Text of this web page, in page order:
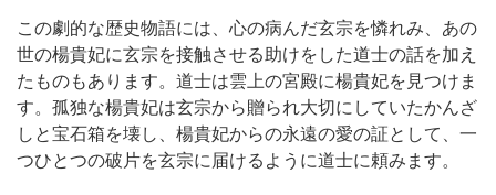
この劇的な歴史物語には、心の病んだ玄宗を憐れみ、あの
世の楊貴妃に玄宗を接触させる助けをした道士の話を加え
たものもあります。道士は雲上の宮殿に楊貴妃を見つけま
す。孤独な楊貴妃は玄宗から贈られ大切にしていたかんざ
しと宝石箱を壊し、楊貴妃からの永遠の愛の証として、一
つひとつの破片を玄宗に届けるように道士に頼みます。